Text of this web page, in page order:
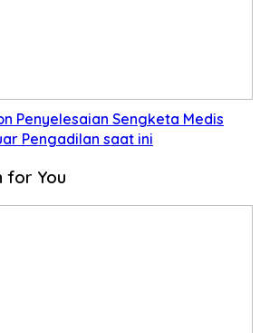
Penyelesaian Sengketa Medis
Pengadilan saat ini
for You